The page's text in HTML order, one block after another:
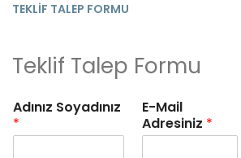
TEKLIF TALEP FORMU
Teklif Talep Formu
Adınız Soyadınız
*
E-Mail
Adresiniz *